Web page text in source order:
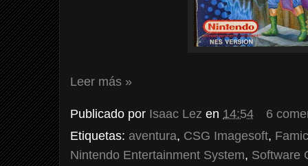
Leer más »
Publicado por Isaac Lez en 14:54
6
Etiquetas: aventura, CSG Imagesoft,
Nintendo Entertainment System, Software